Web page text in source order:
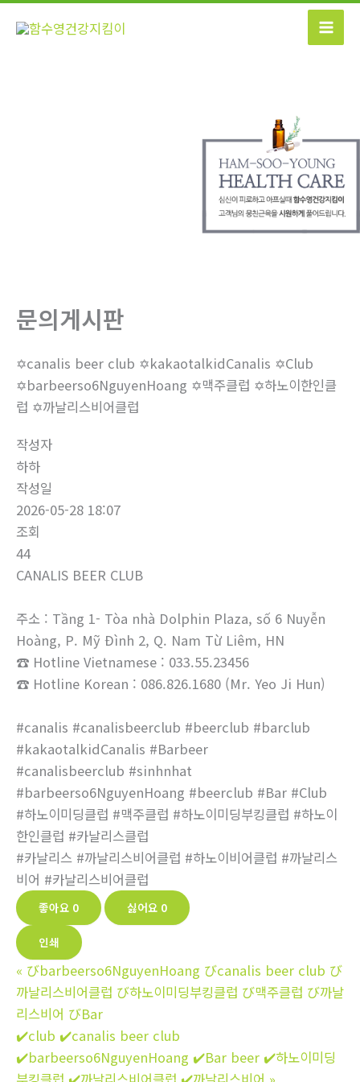
콘
문의게시판
✡️canalis beer club ✡️kakaotalkidCanalis ✡️Club
✡️barbeerso6NguyenHoang ✡️맥주클럽 ✡️하노이한인클
럽 ✡️까날리스비어클럽
작성자
하하
작성일
2026-05-28 18:07
조회
44
CANALIS BEER CLUB
주소 : Tầng 1- Tòa nhà Dolphin Plaza, số 6 Nuyễn
Hoàng, P. Mỹ Đình 2, Q. Nam Từ Liêm, HN
☎ Hotline Vietnamese : 033.55.23456
☎ Hotline Korean : 086.826.1680 (Mr. Yeo Ji Hun)
#canalis #canalisbeerclub #beerclub #barclub
#kakaotalkidCanalis #Barbeer
#canalisbeerclub #sinhnhat
#barbeerso6NguyenHoang #beerclub #Bar #Club
#하노이미딩클럽 #맥주클럽 #하노이미딩부킹클럽 #하노이
한인클럽 #카날리스클럽
#카날리스 #까날리스비어클럽 #하노이비어클럽 #까날리스
비어 #카날리스비어클럽
좋아요 0 싫어요 0
인쇄
« びbarbeerso6NguyenHoang びcanalis beer club び
까날리스비어클럽 び하노이미딩부킹클럽 び맥주클럽 び까날
리스비어 びBar
✔️club ✔️canalis beer club
✔️barbeerso6NguyenHoang ✔️Bar beer ✔️하노이미딩